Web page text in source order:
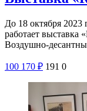
До 18 октября 2023
работает выставка
Воздушно-
100 170 ₽ 191 0